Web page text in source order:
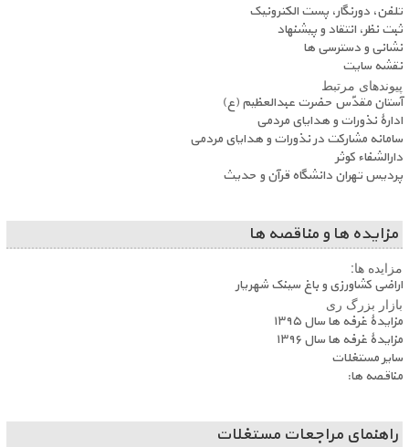
تلفن، دورنگار، پست الکترونیک
ثبت نظر، انتقاد و پیشنهاد
نشانی و دسترسی ها
نقشه سایت
پیوندهای مرتبط
آستان مقدّس حضرت عبدالعظیم (ع)
ادارۀ نذورات و هدایای مردمی
سامانه مشارکت در نذورات و هدایای مردمی
دارالشفاء کوثر
پردیس تهران دانشگاه قرآن و حدیث
مزایده ها و مناقصه ها
مزایده ها:
اراضی کشاورزی و باغ سینک شهریار
بازار بزرگ ری
مزایدۀ غرفه ها سال ۱۳۹۵
مزایدۀ غرفه ها سال ۱۳۹۶
سایر مستغلات
مناقصه ها:
راهنمای مراجعات مستغلات